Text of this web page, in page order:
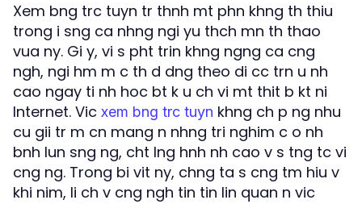
Xem bng trc tuyn tr thnh mt phn khng th thiu
trong i sng ca nhng ngi yu thch mn th thao
vua ny. Gi y, vi s pht trin khng ngng ca cng
ngh, ngi hm m c th d dng theo di cc trn u nh
cao ngay ti nh hoc bt k u ch vi mt thit b kt ni
Internet. Vic xem bng trc tuyn khng ch p ng nhu
cu gii tr m cn mang n nhng tri nghim c o nh
bnh lun sng ng, cht lng hnh nh cao v s tng tc vi
cng ng. Trong bi vit ny, chng ta s cng tm hiu v
khi nim, li ch v cng ngh tin tin lin quan n vic